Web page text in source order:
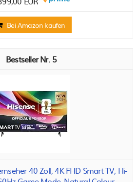
Bei Amazon kaufen
5
40 Zoll, 4K FHD Smart TV, Hi-